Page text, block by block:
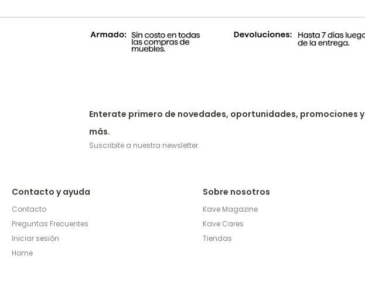
Sobre nosotros
Kave Magazine
Kave Cares
Tiendas
Contacto y ayuda
Contacto
Preguntas Frecuentes
Iniciar sesión
Home
Enterate primero de novedades, oportunidades, promociones y
más.
Suscribite a nuestra newsletter.